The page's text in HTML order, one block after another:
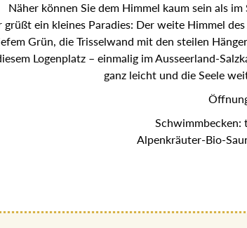
Näher können Sie dem Himmel kaum sein als
ein kleines Paradies: Der weite Himmel
Grün, die Trisselwand mit den steilen
Logenplatz – einmalig im Ausseerland-
ganz leicht und die Seele
Schwimmbecken:
Alpenkräuter-Bio-